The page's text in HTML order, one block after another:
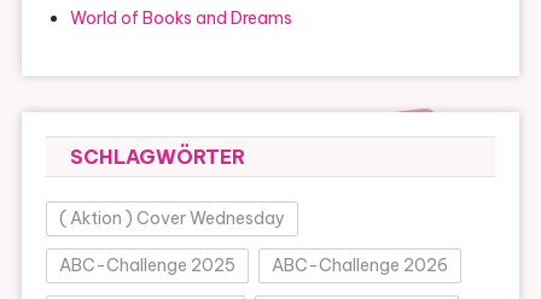
World of Books and Dreams
SCHLAGWÖRTER
( Aktion ) Cover Wednesday
ABC-Challenge 2025 ABC-Challenge 2026